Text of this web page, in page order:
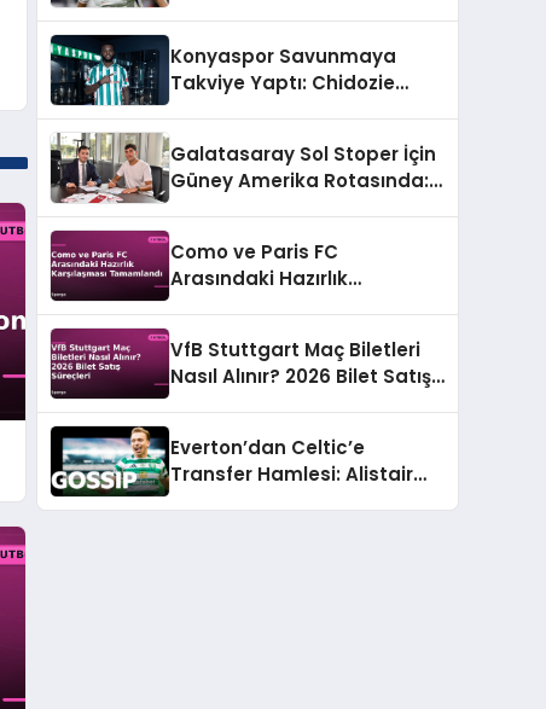
Konyaspor Savunmaya
Takviye Yaptı: Chidozie
Galatasaray Sol Stoper İçin
Güney Amerika Rotasında:
Como ve Paris FC
Arasındaki Hazırlık
VfB Stuttgart Maç Biletleri
Nasıl Alınır? 2026 Bilet Satış
Everton’dan Celtic’e
Transfer Hamlesi: Alistair